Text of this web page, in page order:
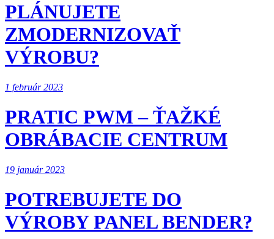
PLÁNUJETE
ZMODERNIZOVAŤ
VÝROBU?
1 február 2023
PRATIC PWM – ŤAŽKÉ
OBRÁBACIE CENTRUM
19 január 2023
POTREBUJETE DO
VÝROBY PANEL BENDER?